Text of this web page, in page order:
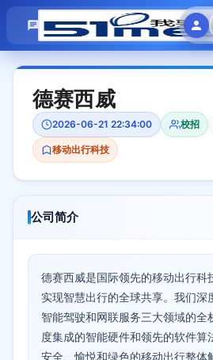
模拟面试 题目大全
德赛西威
2026-06-21 22:34:00 校招
移动出行科技
公司简介
德赛西威是国际领先的移动出行科
实现智慧出行的全球共享。我们深
智能驾驶和网联服务三大领域的全
度集成的智能硬件和领先的软件算
安全、愉悦和绿色的移动出行整体